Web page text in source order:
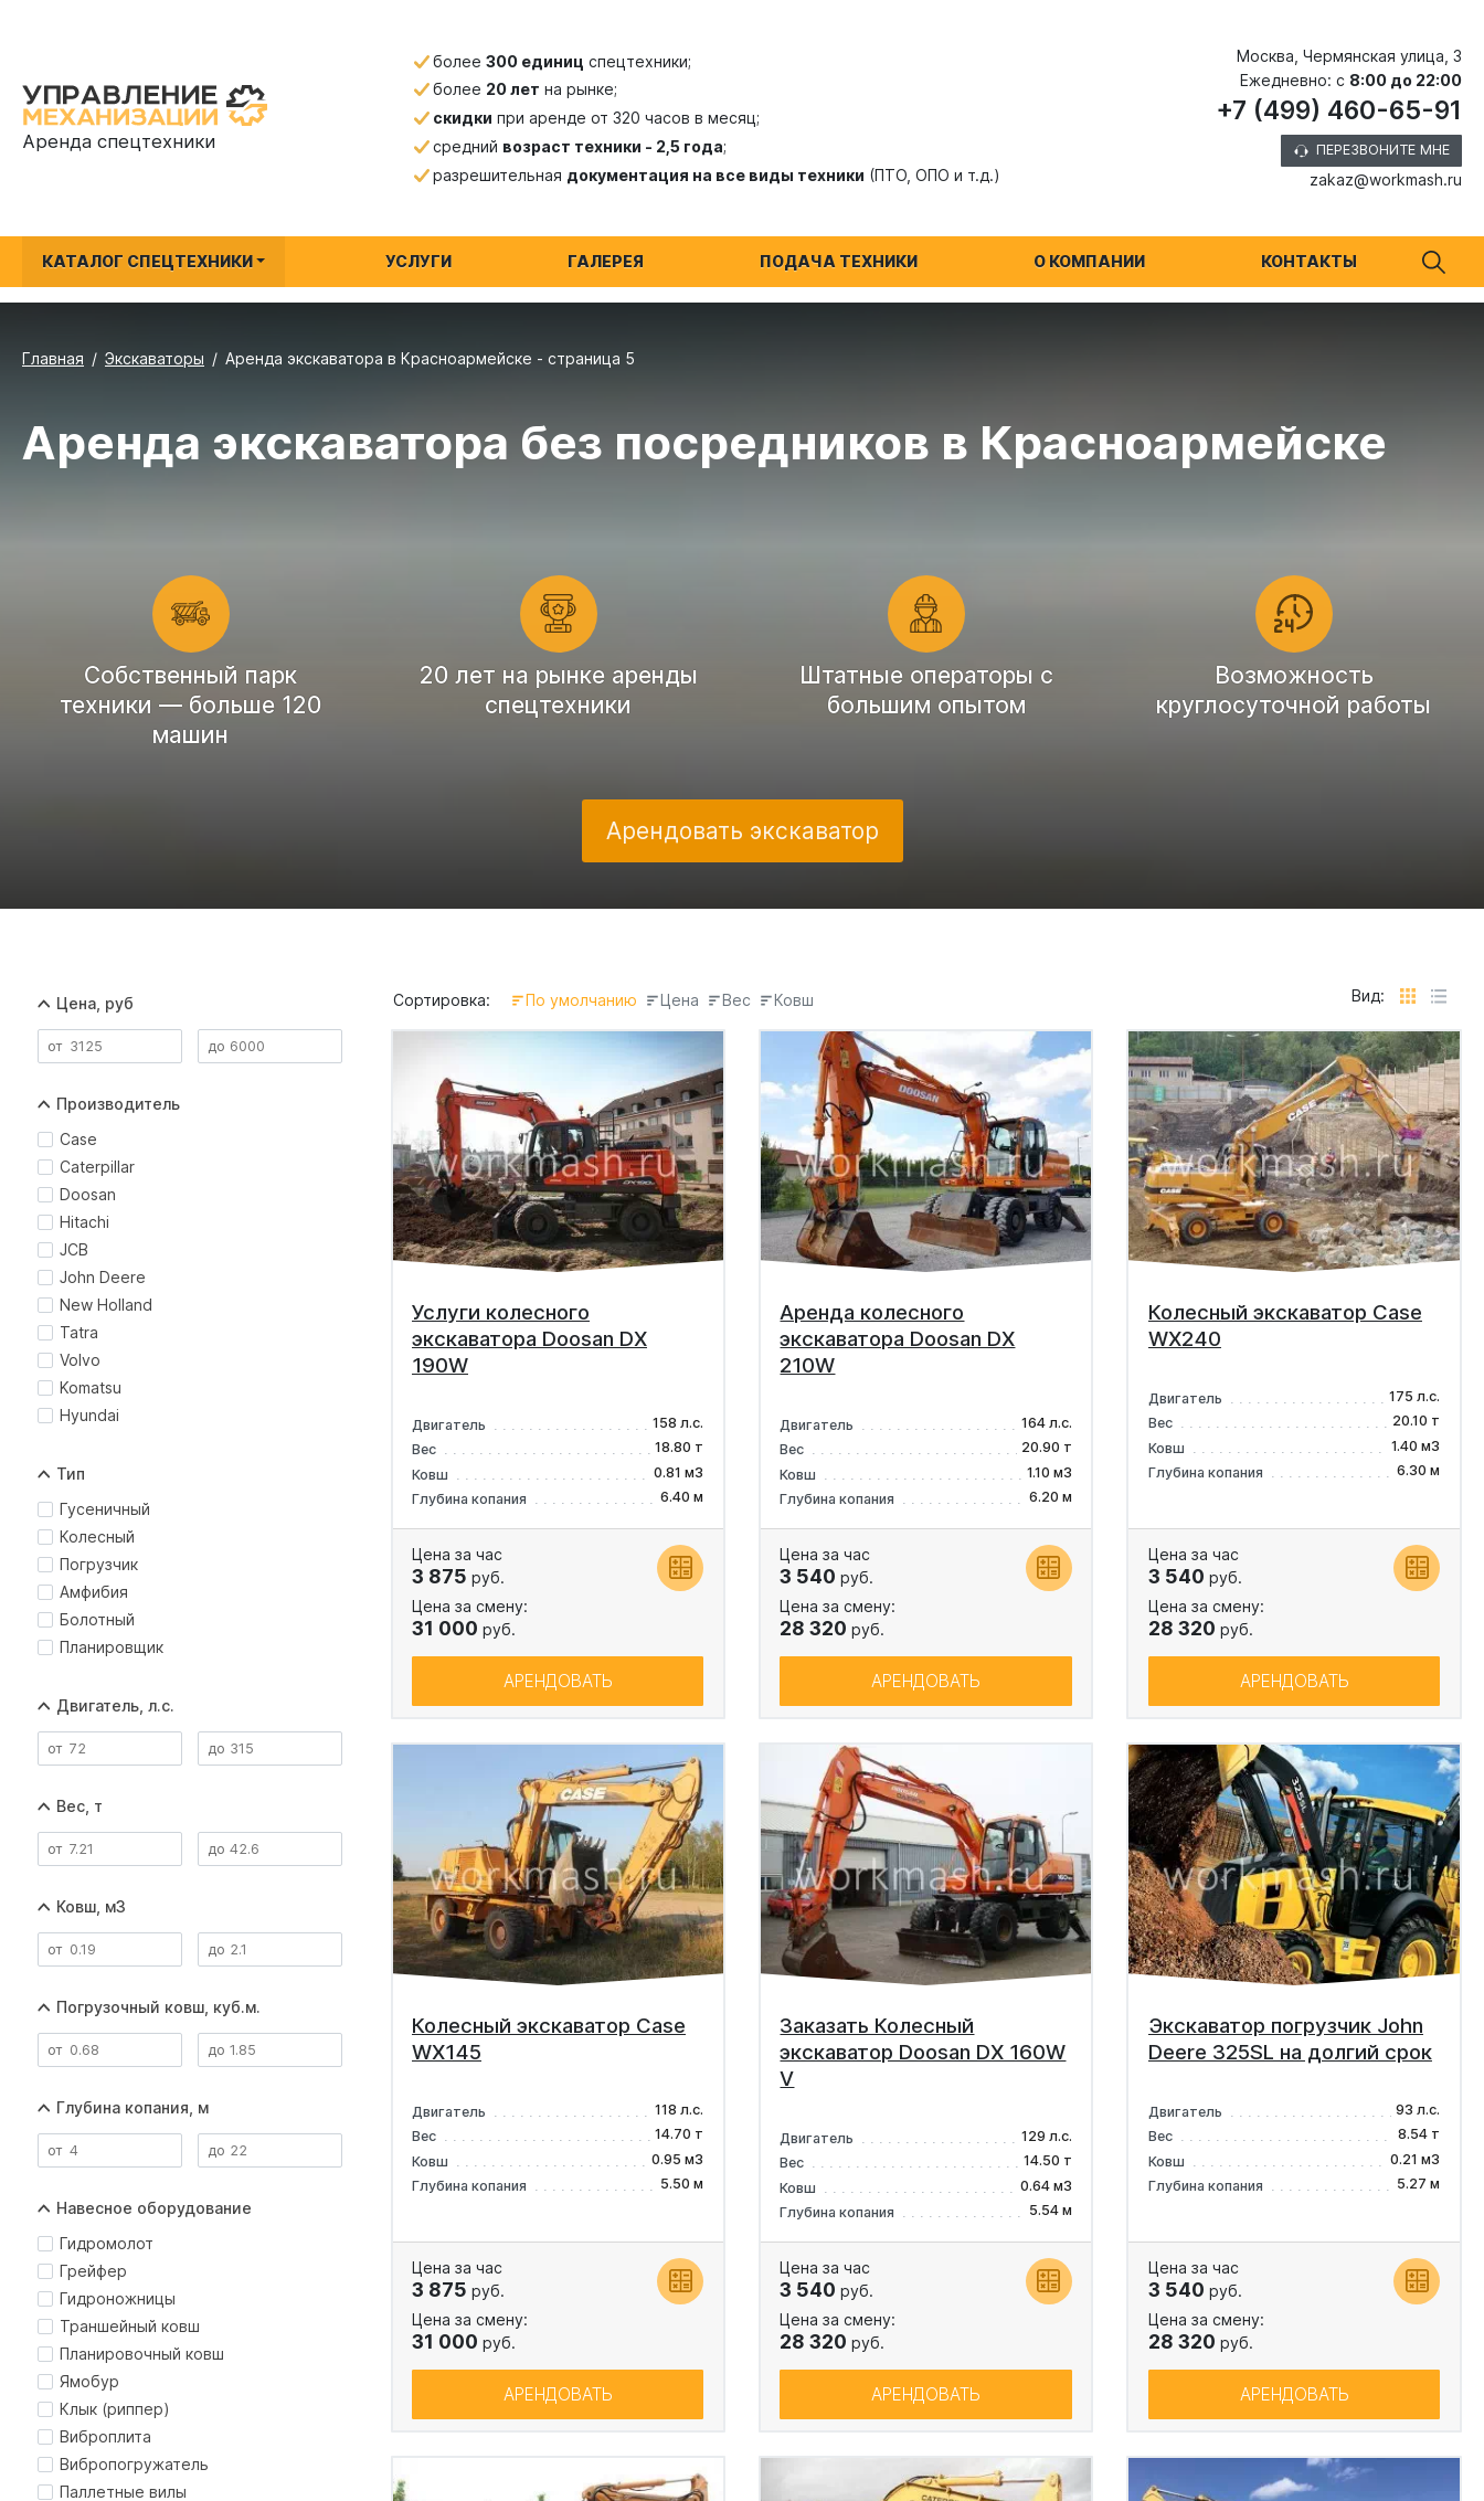
Аренда спецтехники
более 300 единиц спецтехники;
более 20 лет на рынке;
скидки при аренде от 320 часов в месяц;
средний возраст техники - 2,5 года;
разрешительная документация на все виды техники (ПТО, ОПО и т.д.)
Москва, Чермянская улица, 3
Ежедневно: с 8:00 до 22:00
+7 (499) 460-65-91
ПЕРЕЗВОНИТЕ МНЕ
zakaz@workmash.ru
КАТАЛОГ СПЕЦТЕХНИКИ УСЛУГИ ГАЛЕРЕЯ ПОДАЧА ТЕХНИКИ О КОМПАНИИ КОНТАКТЫ
Главная Экскаваторы Аренда экскаватора в Красноармейске - страница 5
Аренда экскаватора без посредников в Красноармейске
Cобственный парк
техники — больше 120
машин
20 лет на рынке аренды
спецтехники
Штатные операторы с
большим опытом
Возможность
круглосуточной работы
Арендовать экскаватор
Цена, руб
Производитель
Case
Caterpillar
Doosan
Hitachi
JCB
John Deere
New Holland
Tatra
Volvo
Komatsu
Hyundai
Тип
Гусеничный
Колесный
Погрузчик
Амфибия
Болотный
Планировщик
Двигатель, л.с.
Вес, т
Ковш, м3
Погрузочный ковш, куб.м.
Глубина копания, м
Навесное оборудование
Гидромолот
Грейфер
Гидроножницы
Траншейный ковш
Планировочный ковш
Ямобур
Клык (риппер)
Виброплита
Вибропогружатель
Паллетные вилы
Сортировка: По умолчанию Цена Вес Ковш Вид:
Услуги колесного
экскаватора Doosan DX
190W
Двигатель
158 л.с.
Вес
18.80 т
Ковш
0.81 м3
Глубина копания
6.40 м
Цена за час
3 875 руб.
Цена за смену:
31 000 руб.
АРЕНДОВАТЬ
Аренда колесного
экскаватора Doosan DX
210W
Двигатель
164 л.с.
Вес
20.90 т
Ковш
1.10 м3
Глубина копания
6.20 м
Цена за час
3 540 руб.
Цена за смену:
28 320 руб.
АРЕНДОВАТЬ
Колесный экскаватор Case
WX240
Двигатель
175 л.с.
Вес
20.10 т
Ковш
1.40 м3
Глубина копания
6.30 м
Цена за час
3 540 руб.
Цена за смену:
28 320 руб.
АРЕНДОВАТЬ
Колесный экскаватор Case
WX145
Двигатель
118 л.с.
Вес
14.70 т
Ковш
0.95 м3
Глубина копания
5.50 м
Цена за час
3 875 руб.
Цена за смену:
31 000 руб.
АРЕНДОВАТЬ
Заказать Колесный
экскаватор Doosan DX 160W
V
Двигатель
129 л.с.
Вес
14.50 т
Ковш
0.64 м3
Глубина копания
5.54 м
Цена за час
3 540 руб.
Цена за смену:
28 320 руб.
АРЕНДОВАТЬ
Экскаватор погрузчик John
Deere 325SL на долгий срок
Двигатель
93 л.с.
Вес
8.54 т
Ковш
0.21 м3
Глубина копания
5.27 м
Цена за час
3 540 руб.
Цена за смену:
28 320 руб.
АРЕНДОВАТЬ